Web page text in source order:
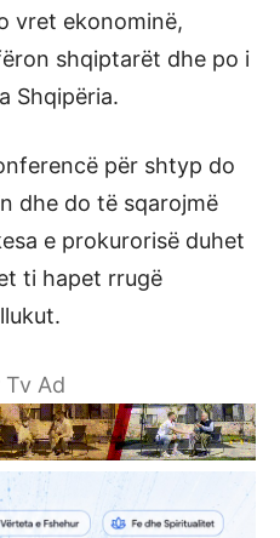
vret ekonominë,
shqiptarët dhe po i
Shqipëria.
për shtyp do
dhe do të sqarojmë
e prokurorisë duhet
ti hapet rrugë
Tv Ad